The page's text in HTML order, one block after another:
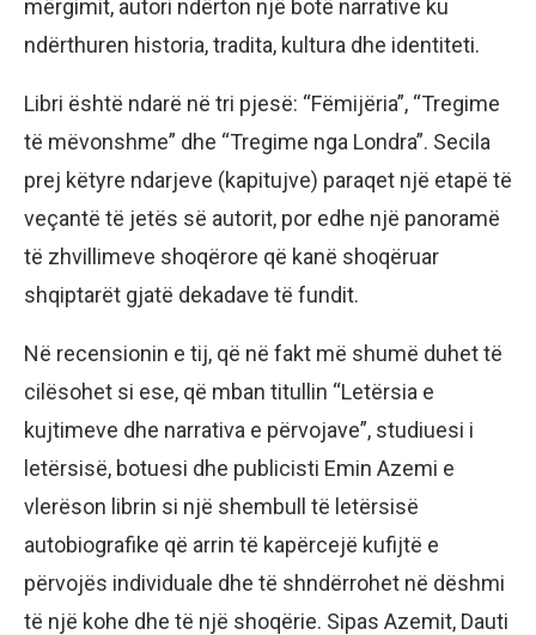
mërgimit, autori ndërton një botë narrative ku
ndërthuren historia, tradita, kultura dhe identiteti.
Libri është ndarë në tri pjesë: “Fëmijëria”, “Tregime
të mëvonshme” dhe “Tregime nga Londra”. Secila
prej këtyre ndarjeve (kapitujve) paraqet një etapë të
veçantë të jetës së autorit, por edhe një panoramë
të zhvillimeve shoqërore që kanë shoqëruar
shqiptarët gjatë dekadave të fundit.
Në recensionin e tij, që në fakt më shumë duhet të
cilësohet si ese, që mban titullin “Letërsia e
kujtimeve dhe narrativa e përvojave”, studiuesi i
letërsisë, botuesi dhe publicisti Emin Azemi e
vlerëson librin si një shembull të letërsisë
autobiografike që arrin të kapërcejë kufijtë e
përvojës individuale dhe të shndërrohet në dëshmi
të një kohe dhe të një shoqërie. Sipas Azemit, Dauti